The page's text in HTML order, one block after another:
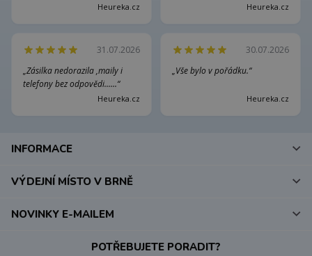
Heureka.cz Heureka.cz
31.07.2026
„Zásilka nedorazila ,maily i
telefony bez odpovědi......“
Heureka.cz
30.07.2026
„Vše bylo v pořádku.“
Heureka.cz
INFORMACE
VÝDEJNÍ MÍSTO V BRNĚ
POTŘEBUJETE PORADIT?
NOVINKY E-MAILEM